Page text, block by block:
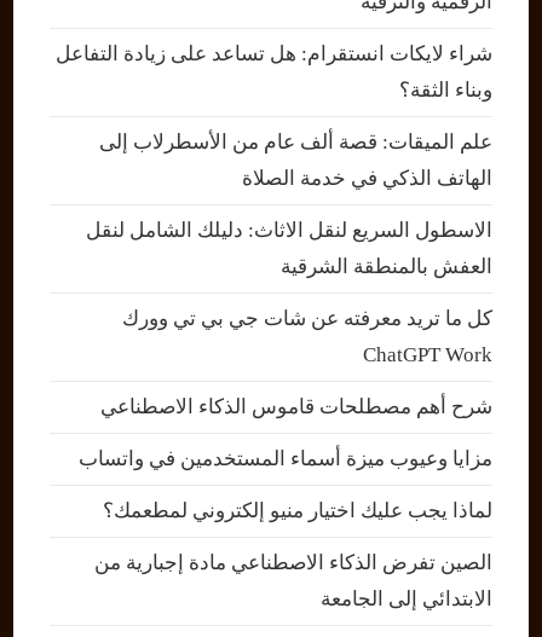
شراء لايكات انستقرام: هل تساعد على زيادة التفاعل
وبناء الثقة؟
علم الميقات: قصة ألف عام من الأسطرلاب إلى
الهاتف الذكي في خدمة الصلاة
الاسطول السريع لنقل الاثاث: دليلك الشامل لنقل
العفش بالمنطقة الشرقية
كل ما تريد معرفته عن شات جي بي تي وورك
ChatGPT Work
شرح أهم مصطلحات قاموس الذكاء الاصطناعي
مزايا وعيوب ميزة أسماء المستخدمين في واتساب
لماذا يجب عليك اختيار منيو إلكتروني لمطعمك؟
الصين تفرض الذكاء الاصطناعي مادة إجبارية من
الابتدائي إلى الجامعة